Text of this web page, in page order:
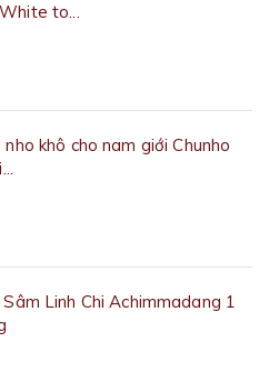
to...
khô cho nam giới Chunho
Linh Chi Achimmadang 1